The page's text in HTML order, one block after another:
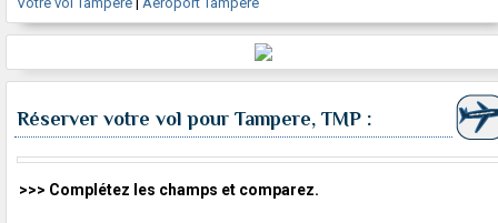
Réserver votre vol pour Tampere, TMP :
>>> Complétez les champs et comparez.